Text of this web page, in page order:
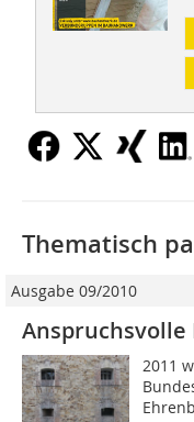
Thematisch
Ausgabe 09/2010
Anspruchsvolle
2011